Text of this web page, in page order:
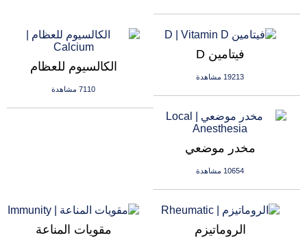
الكالسيوم للعظام
7110 مشاهدة
فيتامين D
19213 مشاهدة
مخدر موضعي
10654 مشاهدة
مقويات المناعة الروماتيزم